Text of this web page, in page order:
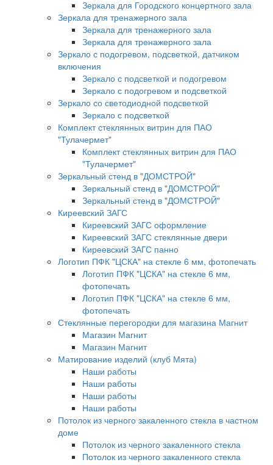
Зеркала для Городского концертного зала
Зеркала для тренажерного зала
Зеркала для тренажерного зала
Зеркала для тренажерного зала
Зеркало с подогревом, подсветкой, датчиком
включения
Зеркало с подсветкой и подогревом
Зеркало с подогревом и подсветкой
Зеркало со светодиодной подсветкой
Зеркало с подсветкой
Комплект стеклянных витрин для ПАО
"Тулачермет"
Комплект стеклянных витрин для ПАО
"Тулачермет"
Зеркальный стенд в "ДОМСТРОЙ"
Зеркальный стенд в "ДОМСТРОЙ"
Зеркальный стенд в "ДОМСТРОЙ"
Киреевский ЗАГС
Киреевский ЗАГС оформление
Киреевский ЗАГС стеклянные двери
Киреевский ЗАГС панно
Логотип ПФК "ЦСКА" на стекле 6 мм, фотопечать
Логотип ПФК "ЦСКА" на стекле 6 мм,
фотопечать
Логотип ПФК "ЦСКА" на стекле 6 мм,
фотопечать
Стеклянные перегородки для магазина Магнит
Магазин Магнит
Магазин Магнит
Матирование изделий (клуб Мята)
Наши работы
Наши работы
Наши работы
Наши работы
Потолок из черного закаленного стекла в частном
доме
Потолок из черного закаленного стекла
Потолок из черного закаленного стекла